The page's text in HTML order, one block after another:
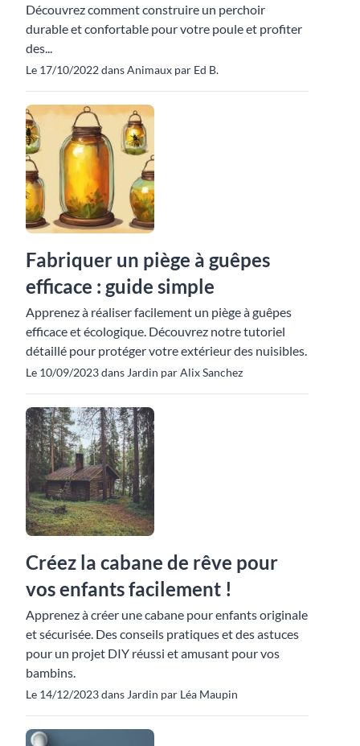
Découvrez comment construire un perchoir
durable et confortable pour votre poule et profiter
des...
Le 17/10/2022 dans Animaux par Ed B.
Fabriquer un piège à guêpes
efficace : guide simple
Apprenez à réaliser facilement un piège à guêpes
efficace et écologique. Découvrez notre tutoriel
détaillé pour protéger votre extérieur des nuisibles.
Le 10/09/2023 dans Jardin par Alix Sanchez
Créez la cabane de rêve pour
vos enfants facilement !
Apprenez à créer une cabane pour enfants originale
et sécurisée. Des conseils pratiques et des astuces
pour un projet DIY réussi et amusant pour vos
bambins.
Le 14/12/2023 dans Jardin par Léa Maupin